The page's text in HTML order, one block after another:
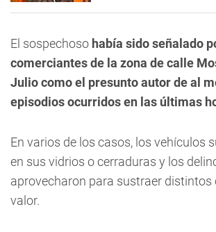
El sospechoso había sido señalado
comerciantes de la zona de calle
Julio como el presunto autor de al
episodios ocurridos en las últimas
En varios de los casos, los vehículos
en sus vidrios o cerraduras y los
aprovecharon para sustraer distintos
valor.